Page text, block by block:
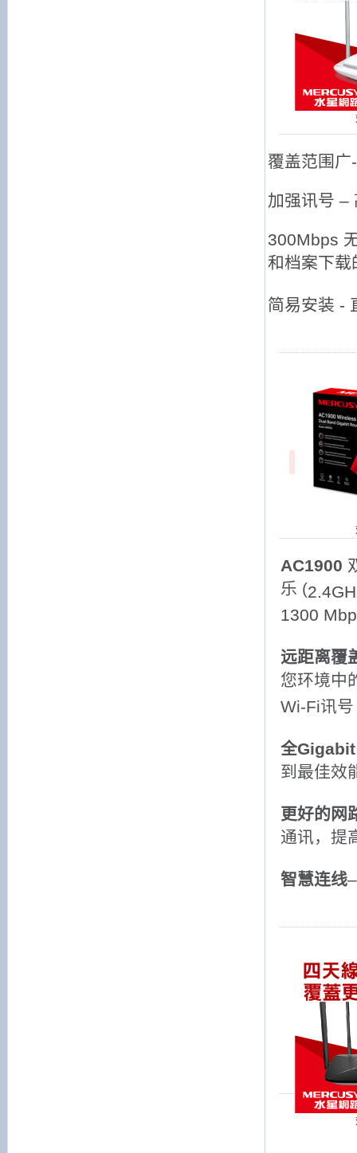
覆盖范围
加强讯号 –
300Mbps
和档案下
简易安装 -
AC1900
乐 (
1300
远距离覆
您环境中
Wi-Fi讯号
全
到最佳效
更好的网
通讯，提
智慧连线